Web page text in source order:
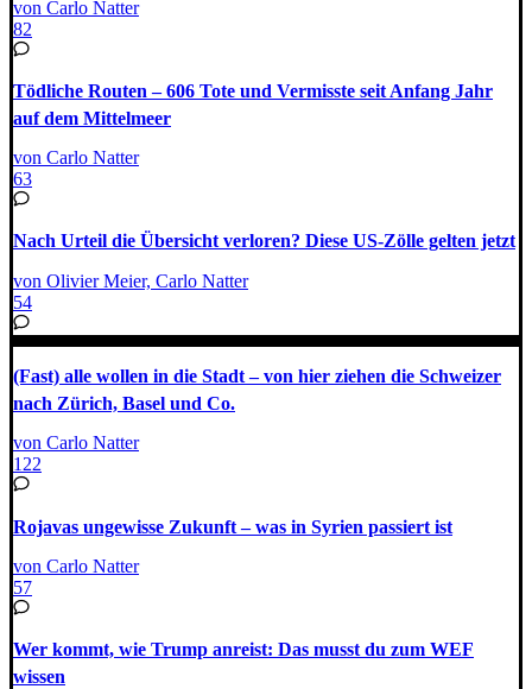
von Carlo Natter
82
Tödliche Routen – 606 Tote und Vermisste seit Anfang Jahr
auf dem Mittelmeer
von Carlo Natter
63
Nach Urteil die Übersicht verloren? Diese US-Zölle gelten jetzt
von Olivier Meier, Carlo Natter
54
(Fast) alle wollen in die Stadt – von hier ziehen die Schweizer
nach Zürich, Basel und Co.
von Carlo Natter
122
Rojavas ungewisse Zukunft – was in Syrien passiert ist
von Carlo Natter
57
Wer kommt, wie Trump anreist: Das musst du zum WEF
wissen